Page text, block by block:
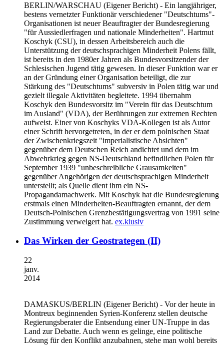
BERLIN/WARSCHAU (Eigener Bericht) - Ein langjähriger,
bestens vernetzter Funktionär verschiedener "Deutschtums"-
Organisationen ist neuer Beauftragter der Bundesregierung
"für Aussiedlerfragen und nationale Minderheiten". Hartmut
Koschyk (CSU), in dessen Arbeitsbereich auch die
Unterstützung der deutschsprachigen Minderheit Polens fällt,
ist bereits in den 1980er Jahren als Bundesvorsitzender der
Schlesischen Jugend tätig gewesen. In dieser Funktion war er
an der Gründung einer Organisation beteiligt, die zur
Stärkung des "Deutschtums" subversiv in Polen tätig war und
gezielt illegale Aktivitäten begleitete. 1994 übernahm
Koschyk den Bundesvorsitz im "Verein für das Deutschtum
im Ausland" (VDA), der Berührungen zur extremen Rechten
aufweist. Einer von Koschyks VDA-Kollegen ist als Autor
einer Schrift hervorgetreten, in der er dem polnischen Staat
der Zwischenkriegszeit "imperialistische Absichten"
gegenüber dem Deutschen Reich andichtet und dem im
Abwehrkrieg gegen NS-Deutschland befindlichen Polen für
September 1939 "unbeschreibliche Grausamkeiten"
gegenüber Angehörigen der deutschsprachigen Minderheit
unterstellt; als Quelle dient ihm ein NS-
Propagandamachwerk. Mit Koschyk hat die Bundesregierung
erstmals einen Minderheiten-Beauftragten ernannt, der dem
Deutsch-Polnischen Grenzbestätigungsvertrag von 1991 seine
Zustimmung verweigert hat. ex.klusiv
Das Wirken der Geostrategen (II)
22
janv.
2014
DAMASKUS/BERLIN (Eigener Bericht) - Vor der heute in
Montreux beginnenden Syrien-Konferenz stellen deutsche
Regierungsberater die Entsendung einer UN-Truppe in das
Land zur Debatte. Auch wenn es gelinge, eine politische
Lösung für den Konflikt anzubahnen, stehe man wohl bereits